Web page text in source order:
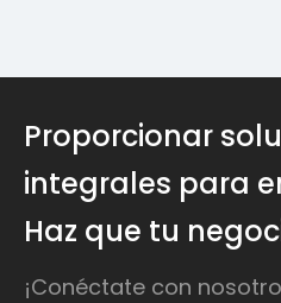
Proporcionar
integrales para
Haz que tu
¡Conéctate con